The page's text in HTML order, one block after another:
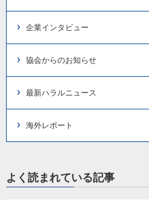
企業インタビュー
協会からのお知らせ
最新ハラルニュース
海外レポート
よく読まれている記事